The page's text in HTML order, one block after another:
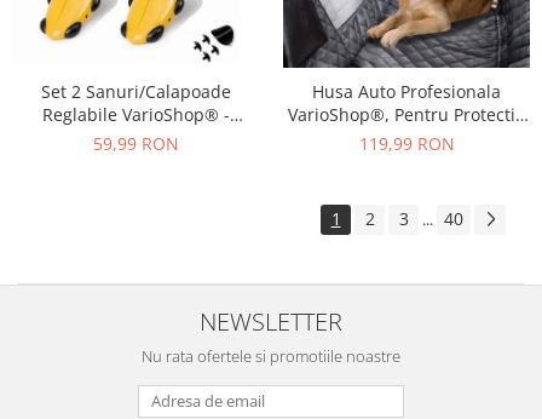
Set 2 Sanuri/Calapoade
Reglabile VarioShop® -
Marimea 39-43, Pentru Largit
59,99 RON
Husa Auto Profesionala
VarioShop®, Pentru Protectie
si Transport Animale, Caini si
Fereastra Observare, Sectiuni
Laterale tip Hamac,
119,99 RON
1 2 3 ... 40
NEWSLETTER
Nu rata ofertele si promotiile noastre